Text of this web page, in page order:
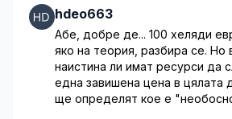
hdeo663
Абе, добре де... 100 хеляди
яко на теория, разбира се. Но
наистина ли имат ресурси да
една завишена цена в цялата
ще определят кое е